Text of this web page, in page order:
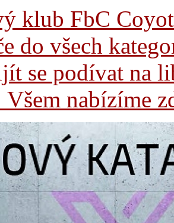
klub FbC
do všech
se podívat na
Všem nabízíme